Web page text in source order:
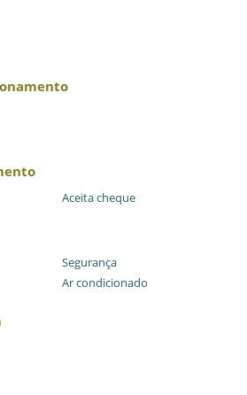
Aceita cheque
Segurança
Ar condicionado